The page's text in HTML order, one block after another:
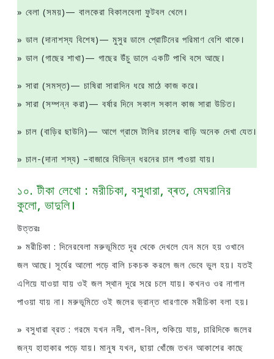
» বেলা (সময়)— বালকেরা বিকালবেলা ফুটবল খেলে।
» ডাল (দানাশস্য বিশেষ)— মুসুর ডালে প্রােটিনের পরিমাণ বেশি থাকে।
» ডাল (গাছের শাখা)— গাছের উঁচু ডালে একটি পাখি বসে আছে।
» সারা (সমস্ত)— চাষিরা সারাদিন ধরে মাঠে কাজ করে।
» সারা (সম্পন্ন করা)— বর্ষার দিনে সকাল সকাল কাজ সারা উচিত।
» চাল (বাড়ির ছাউনি)— আগে গ্রামে টালির চালের বাড়ি অনেক দেখা যেত।
» চাল-(দানা শস্য) –বাজারে বিভিন্ন ধরনের চাল পাওয়া যায়।
১০. টীকা লেখাে : মরীচিকা, বসুধারা, ব্ৰত, মেঘরানির
কুলাে, ভাদুলি।
উত্তরঃ
» মরীচিকা : দিনেরবেলা মরুভূমিতে দূর থেকে দেখলে যেন মনে হয় ওখানে
জল আছে। সূর্যের আলাে পড়ে বালি চকচক করলে জল ভেবে ভুল হয়। যতই
এগিয়ে যাওয়া যায় ওই জল স্থান দূরে সরে চলে যায়। কখনও ওর নাগাল
পাওয়া যায় না। মরুভূমিতে ওই জলের ভ্রান্ত ধারণাকে মরীচিকা বলা হয়।
» বসুধারা ব্রত : গরমে যখন নদী, খাল-বিল, শুকিয়ে যায়, চারিদিকে জলের
জন্য হাহাকার পড়ে যায়। মানুষ যখন, ছায়া খোঁজে তখন আকাশের কাছে